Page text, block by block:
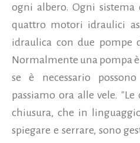
ogni albero. Ogni
quattro motori idraulici
idraulica con due pompe
Normalmente una pompa
se è necessario
passiamo ora alle vele.
chiusura, che in
spiegare e serrare, sono